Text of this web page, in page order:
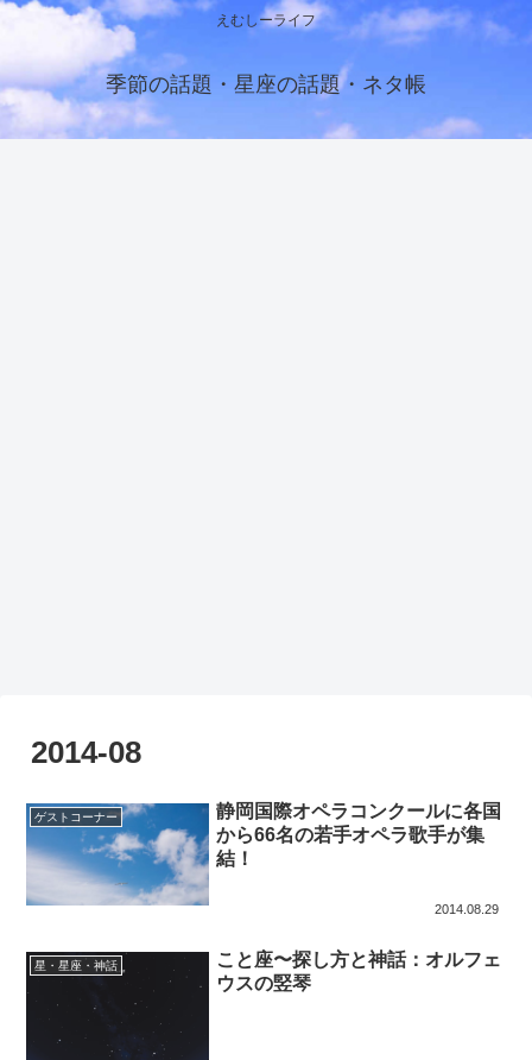
えむしーライフ
季節の話題・星座の話題・ネタ帳
2014-08
ゲストコーナー
静岡国際オペラコンクールに各国
から66名の若手オペラ歌手が集
結！
2014.08.29
星・星座・神話
こと座〜探し方と神話：オルフェ
ウスの竪琴